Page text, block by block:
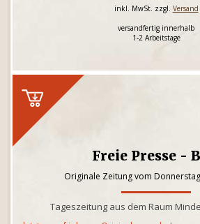
inkl. MwSt. zzgl. Versand
versandfertig innerhalb
1-2 Arbeitstage
Freie Presse -
Originale Zeitung vom
Tageszeitung aus dem Raum